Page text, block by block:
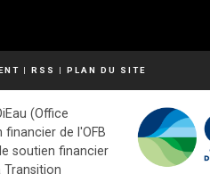
| RSS | PLAN DU SITE
(Office
financier de l'OFB
soutien financier
Transition